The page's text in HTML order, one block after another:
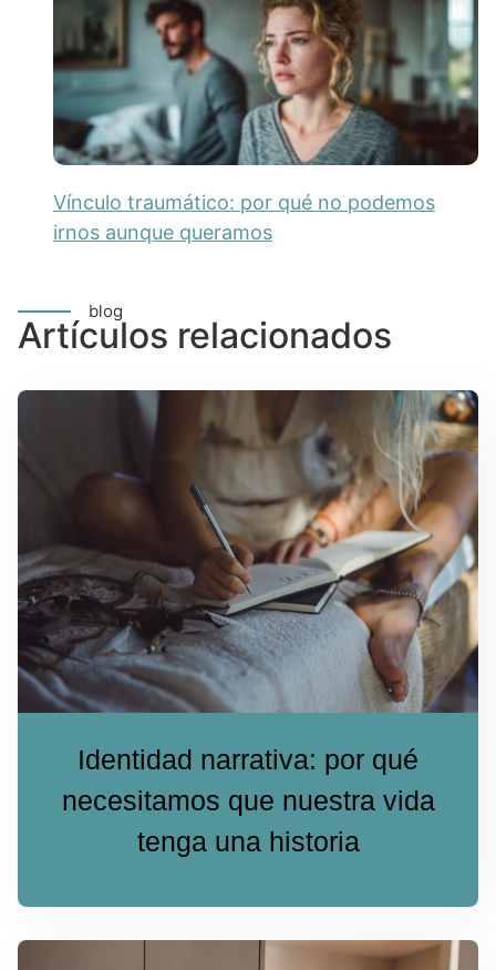
Vínculo traumático: por qué no podemos
irnos aunque queramos
blog
Artículos relacionados
Identidad narrativa: por qué
necesitamos que nuestra vida
tenga una historia